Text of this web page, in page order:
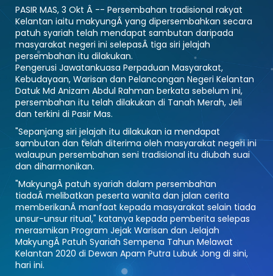
PASIR MAS, 3 Okt Â -- Persembahan tradisional rakyat
Kelantan iaitu makyungÂ yang dipersembahkan secara
patuh syariah telah mendapat sambutan daripada
masyarakat negeri ini selepasÂ tiga siri jelajah
persembahan itu dilakukan.
Pengerusi Jawatankuasa Perpaduan Masyarakat,
Kebudayaan, Warisan dan Pelancongan Negeri Kelantan
Datuk Md Anizam Abdul Rahman berkata sebelum ini,
persembahan itu telah dilakukan di Tanah Merah, Jeli
dan terkini di Pasir Mas.
"Sepanjang siri jelajah itu dilakukan ia mendapat
sambutan dan telah diterima oleh masyarakat negeri ini
walaupun persembahan seni tradisional itu diubah suai
dan diharmonikan.
"MakyungÂ patuh syariah dalam persembahan
tiadaÂ melibatkan peserta wanita dan jalan cerita
memberikanÂ manfaat kepada masyarakat selain tiada
unsur-unsur ritual," katanya kepada pemberita selepas
merasmikan Program Jejak Warisan dan Jelajah
MakyungÂ Patuh Syariah Sempena Tahun Melawat
Kelantan 2020 di Dewan Apam Putra Lubuk Jong di sini,
hari ini.